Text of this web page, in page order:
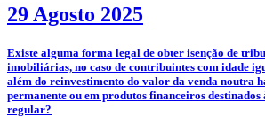
29 Agosto 2025
­Existe alguma forma legal de obter isenção de
imobiliárias, no caso de contribuintes com idade
além do reinvestimento do valor da venda noutra
permanente ou em produtos financeiros
regular?